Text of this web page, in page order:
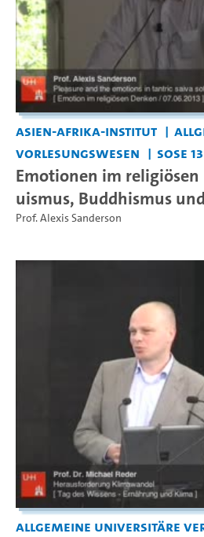
Asien-Afrika-Institut
Vorlesungswesen
SoSe 13
Emotionen im religiösen
uismus, Buddhismus
Prof. Alexis Sanderson
Allgemeine universitäre